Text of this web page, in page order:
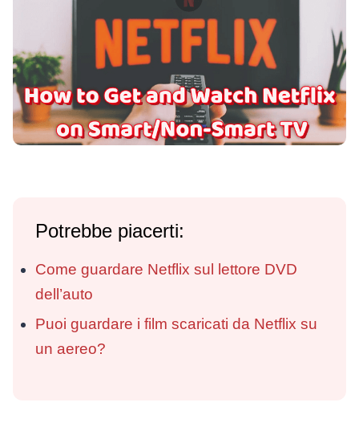
Potrebbe piacerti:
Come guardare Netflix sul lettore DVD
dell’auto
Puoi guardare i film scaricati da Netflix su
un aereo?